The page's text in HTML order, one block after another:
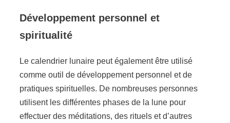
Développement personnel et
spiritualité
Le calendrier lunaire peut également être utilisé
comme outil de développement personnel et de
pratiques spirituelles. De nombreuses personnes
utilisent les différentes phases de la lune pour
effectuer des méditations, des rituels et d’autres